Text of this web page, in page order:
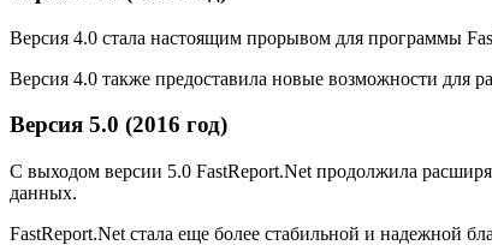
Версия 4.0 стала настоящим прорывом для программы
Версия 4.0 также предоставила новые возможности
Версия 5.0 (2016 год)
С выходом версии 5.0 FastReport.Net продолжила
данных.
FastReport.Net стала еще более стабильной и надежной